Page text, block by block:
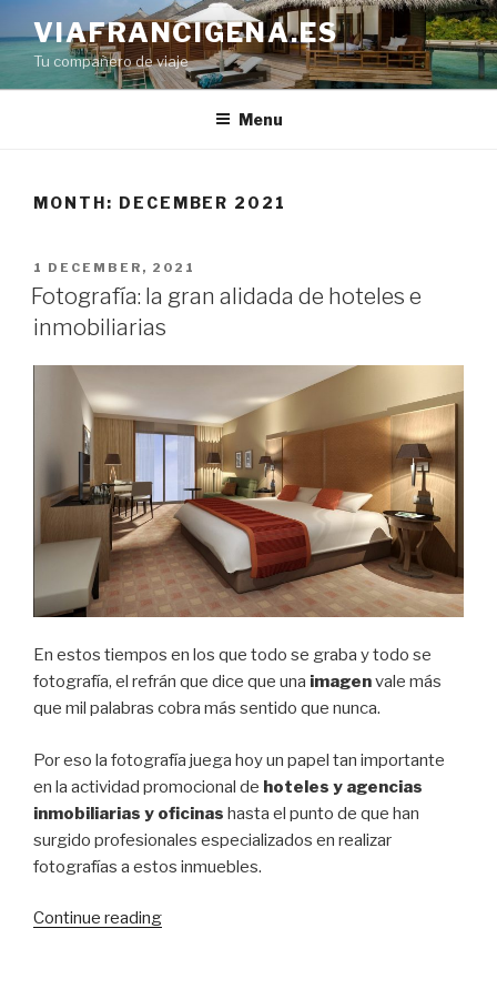
to
content
VIAFRANCIGENA.ES
Tu compañero de viaje
Menu
MONTH: DECEMBER 2021
POSTED
ON
1 DECEMBER, 2021
Fotografía: la gran alidada de hoteles e
inmobiliarias
En estos tiempos en los que todo se graba y todo se
fotografía, el refrán que dice que una imagenvale más
que mil palabras cobra más sentido que nunca.
Por eso la fotografía juega hoy un papel tan importante
en la actividad promocional de hoteles y agencias
inmobiliarias y oficinas hasta el punto de que han
surgido profesionales especializados en realizar
fotografías a estos inmuebles.
Continue reading“Fotografía: